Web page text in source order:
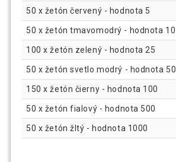
50 x žetón červený - hodnota 5
50 x žetón tmavomodrý - hodnota 10
100 x žetón zelený - hodnota 25
50 x žetón svetlo modrý - hodnota 50
150 x žetón čierny - hodnota 100
50 x žetón fialový - hodnota 500
50 x žetón žltý - hodnota 1000